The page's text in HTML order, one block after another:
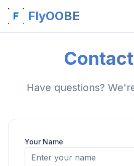
FlyOOBE
Have questions?
Your Name